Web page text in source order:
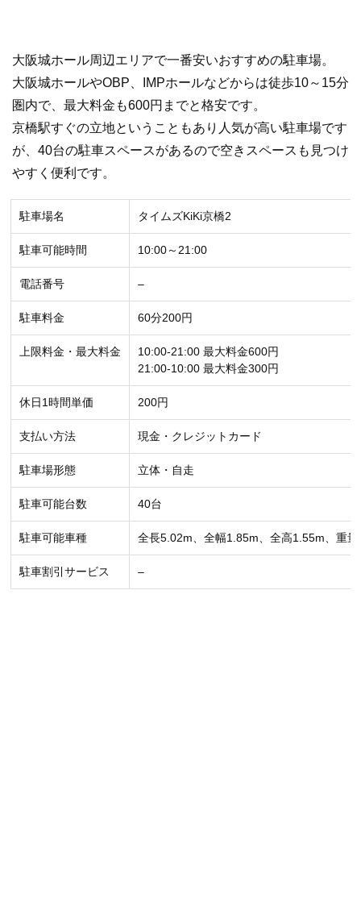
大阪城ホール周辺エリアで一番安いおすすめの駐車場。
大阪城ホールやOBP、IMPホールなどからは徒歩10～15分
圏内で、最大料金も600円までと格安です。
京橋駅すぐの立地ということもあり人気が高い駐車場です
が、40台の駐車スペースがあるので空きスペースも見つけ
やすく便利です。
駐車場名 タイムズKiKi京橋2
駐車可能時間 10:00～21:00
電話番号 –
駐車料金 60分200円
上限料金・最大料金
10:00-21:00 最大料金600円
21:00-10:00 最大料金300円
休日1時間単価 200円
支払い方法 現金・クレジットカード
駐車場形態 立体・自走
駐車可能台数 40台
駐車可能車種 全長5.02m、全幅1.85m、全高1.55m、重
駐車割引サービス –